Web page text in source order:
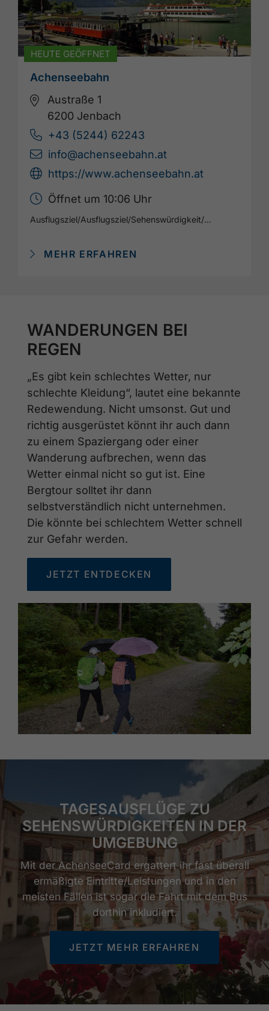
HEUTE GEÖFFNET
Achenseebahn
Austraße 1
6200 Jenbach
+43 (5244) 62243
info@achenseebahn.at
https://www.achenseebahn.at
Öffnet um 10:06 Uhr
Ausflugsziel/Ausflugsziel/Sehenswürdigkeit/...
MEHR ERFAHREN
WANDERUNGEN BEI
REGEN
„Es gibt kein schlechtes Wetter, nur
schlechte Kleidung“, lautet eine bekannte
Redewendung. Nicht umsonst. Gut und
richtig ausgerüstet könnt ihr auch dann
zu einem Spaziergang oder einer
Wanderung aufbrechen, wenn das
Wetter einmal nicht so gut ist. Eine
Bergtour solltet ihr dann
selbstverständlich nicht unternehmen.
Die könnte bei schlechtem Wetter schnell
zur Gefahr werden.
JETZT ENTDECKEN
TAGESAUSFLÜGE ZU
SEHENSWÜRDIGKEITEN IN DER
UMGEBUNG
Mit der AchenseeCard ergattert ihr fast überall
ermäßigte Eintritte/Leistungen und in den
meisten Fällen ist sogar die Fahrt mit dem Bus
dorthin inkludiert.
JETZT MEHR ERFAHREN